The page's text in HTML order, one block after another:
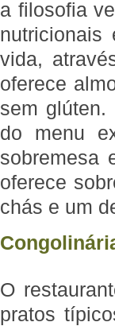
a filosofia
nutricionais
vida,
oferece
sem
do menu
sobremesa
oferece
chás e um
O
pratos